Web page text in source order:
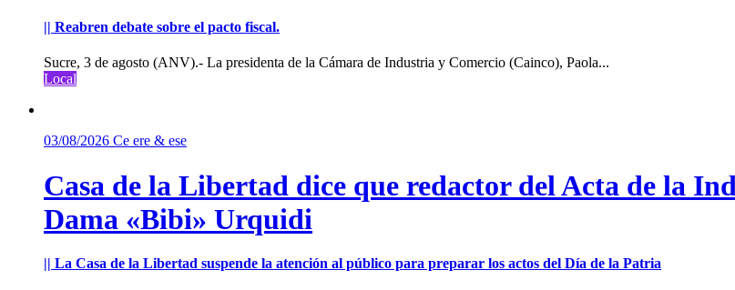
|| Reabren debate sobre el pacto fiscal.
Sucre, 3 de agosto (ANV).- La presidenta de la Cámara de Industria y Comercio (Cainco), Paola...
Local
03/08/2026 Ce ere & ese
Casa de la Libertad dice que redactor del Acta de la
Dama «Bibi» Urquidi
|| La Casa de la Libertad suspende la atención al público para preparar los actos del Día de la Patria